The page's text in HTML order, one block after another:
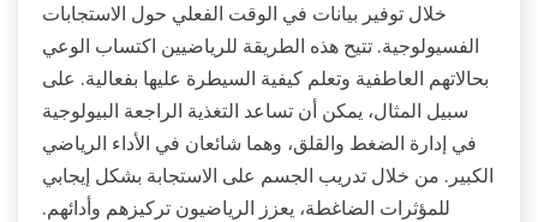
خلال توفير بيانات في الوقت الفعلي حول الاستجابات
الفسيولوجية. تتيح هذه الطريقة للرياضيين اكتساب الوعي
بحالاتهم العاطفية وتعلم كيفية السيطرة عليها بفعالية. على
سبيل المثال، يمكن أن تساعد التغذية الراجعة البيولوجية
في إدارة الضغط والقلق، وهما شائعان في الأداء الرياضي
الكبير. من خلال تدريب الجسم على الاستجابة بشكل إيجابي
للمؤثرات الضاغطة، يعزز الرياضيون تركيزهم وأدائهم.